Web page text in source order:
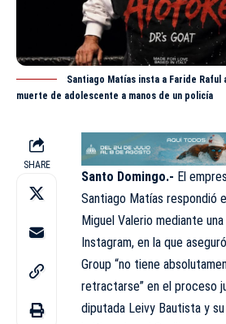
Santiago Matías insta a Faride
muerte de adolescente a manos de un policía
SHARE
Santo Domingo.- El
Santiago Matías respondió
Miguel Valerio mediante
Instagram, en la que
Group “no tiene
retractarse” en el proceso
diputada Leivy Bautista y